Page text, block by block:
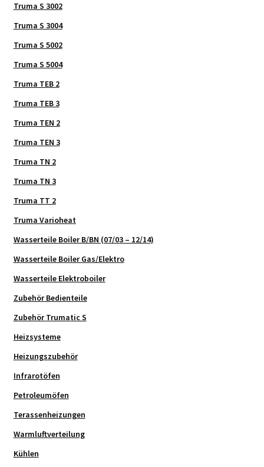
Truma S 3002
Truma S 3004
Truma S 5002
Truma S 5004
Truma TEB 2
Truma TEB 3
Truma TEN 2
Truma TEN 3
Truma TN 2
Truma TN 3
Truma TT 2
Truma Varioheat
Wasserteile Boiler B/BN (07/03 – 12/14)
Wasserteile Boiler Gas/Elektro
Wasserteile Elektroboiler
Zubehör Bedienteile
Zubehör Trumatic S
Heizsysteme
Heizungszubehör
Infrarotöfen
Petroleumöfen
Terassenheizungen
Warmluftverteilung
Kühlen